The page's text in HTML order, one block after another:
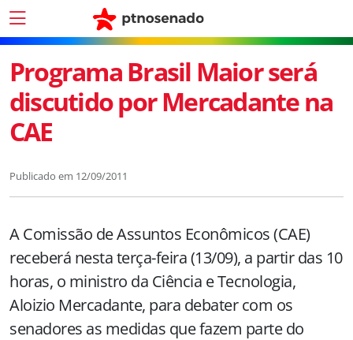
Programa Brasil Maior será
discutido por Mercadante na
CAE
Publicado em 12/09/2011
A Comissão de Assuntos Econômicos (CAE)
receberá nesta terça-feira (13/09), a partir das 10
horas, o ministro da Ciência e Tecnologia,
Aloizio Mercadante, para debater com os
senadores as medidas que fazem parte do